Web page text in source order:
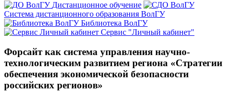
Дистанционное обучение
Система дистанционного образования ВолГУ
Библиотека ВолГУ
Сервис "Личный кабинет"
Форсайт как система управления научно-
технологическим развитием региона «Стратегии
обеспечения экономической безопасности
российских регионов»